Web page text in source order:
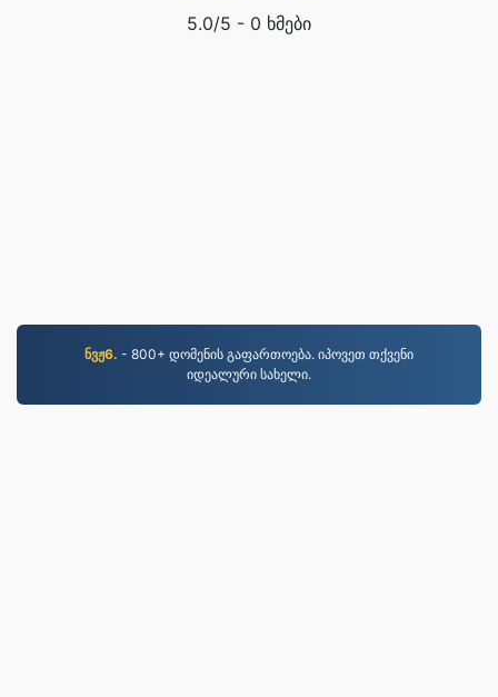
5.0/5 - 0 ხმები
ნვჟ6. - 800+ დომენის გაფართოება. იპოვეთ თქვენი
იდეალური სახელი.